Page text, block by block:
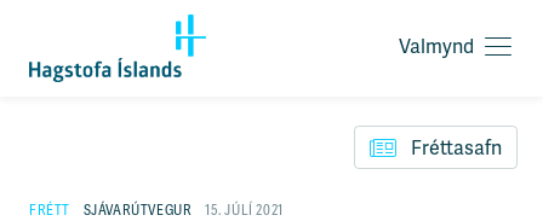
O
v
Valmynd
Fréttasafn
FRÉTT SJÁVARÚTVEGUR 15. JÚLÍ 2021